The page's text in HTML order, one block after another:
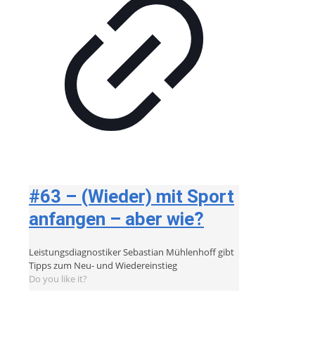
#63 – (Wieder) mit Sport
anfangen – aber wie?
Leistungsdiagnostiker Sebastian Mühlenhoff gibt
Tipps zum Neu- und Wiedereinstieg
Do you like it?